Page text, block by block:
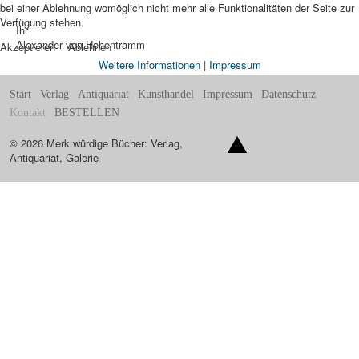
Ihr
Alexander von Hohentramm
Start Verlag Antiquariat Kunsthandel Impressum
Datenschutz
Kontakt
BESTELLEN
© 2026 Merk würdige Bücher: Verlag,
Antiquariat, Galerie
bei einer Ablehnung womöglich nicht mehr alle Funktionalitäten der Seite zur
Verfügung stehen.
Akzeptieren
Ablehnen
Weitere Informationen| Impressum